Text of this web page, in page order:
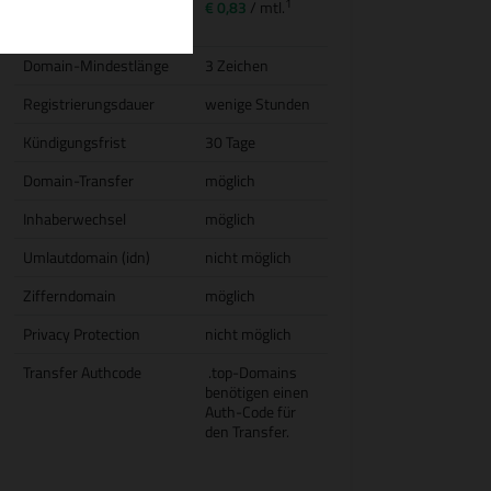
€ 0,83 / mtl.
Domain-Mindestlänge
3 Zeichen
Registrierungsdauer
wenige Stunden
Kündigungsfrist
30 Tage
Domain-Transfer
möglich
Inhaberwechsel
möglich
Umlautdomain (idn)
nicht möglich
Zifferndomain
möglich
Privacy Protection
nicht möglich
Transfer Authcode
.top-Domains
benötigen einen
Auth-Code für
den Transfer.